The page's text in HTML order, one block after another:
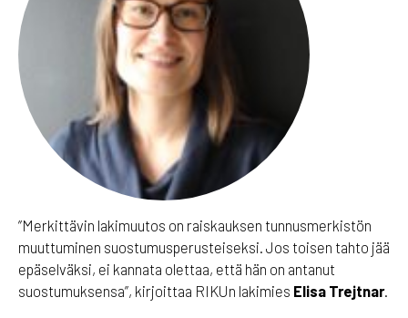
”Merkittävin lakimuutos on raiskauksen tunnusmerkistön
muuttuminen suostumusperusteiseksi. Jos toisen tahto jää
epäselväksi, ei kannata olettaa, että hän on antanut
suostumuksensa”, kirjoittaa RIKUn lakimies Elisa Trejtnar.